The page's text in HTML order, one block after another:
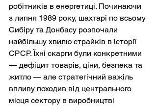
робітників в енергетиці. Починаючи
з липня 1989 року, шахтарі по всьому
Сибіру та Донбасу розпочали
найбільшу хвилю страйків в історії
СРСР. Їхні скарги були конкретними
— дефіцит товарів, ціни, безпека та
житло — але стратегічний важіль
впливу походив від центрального
місця сектору в виробництві